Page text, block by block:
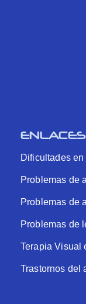
Dificultades
Problemas de
Problemas de
Problemas de
Terapia Visual
Trastornos del